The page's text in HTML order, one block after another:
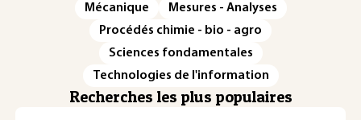
Mécanique
Mesures - Analyses
Procédés chimie - bio - agro
Sciences fondamentales
Technologies de l'information
Recherches les plus populaires